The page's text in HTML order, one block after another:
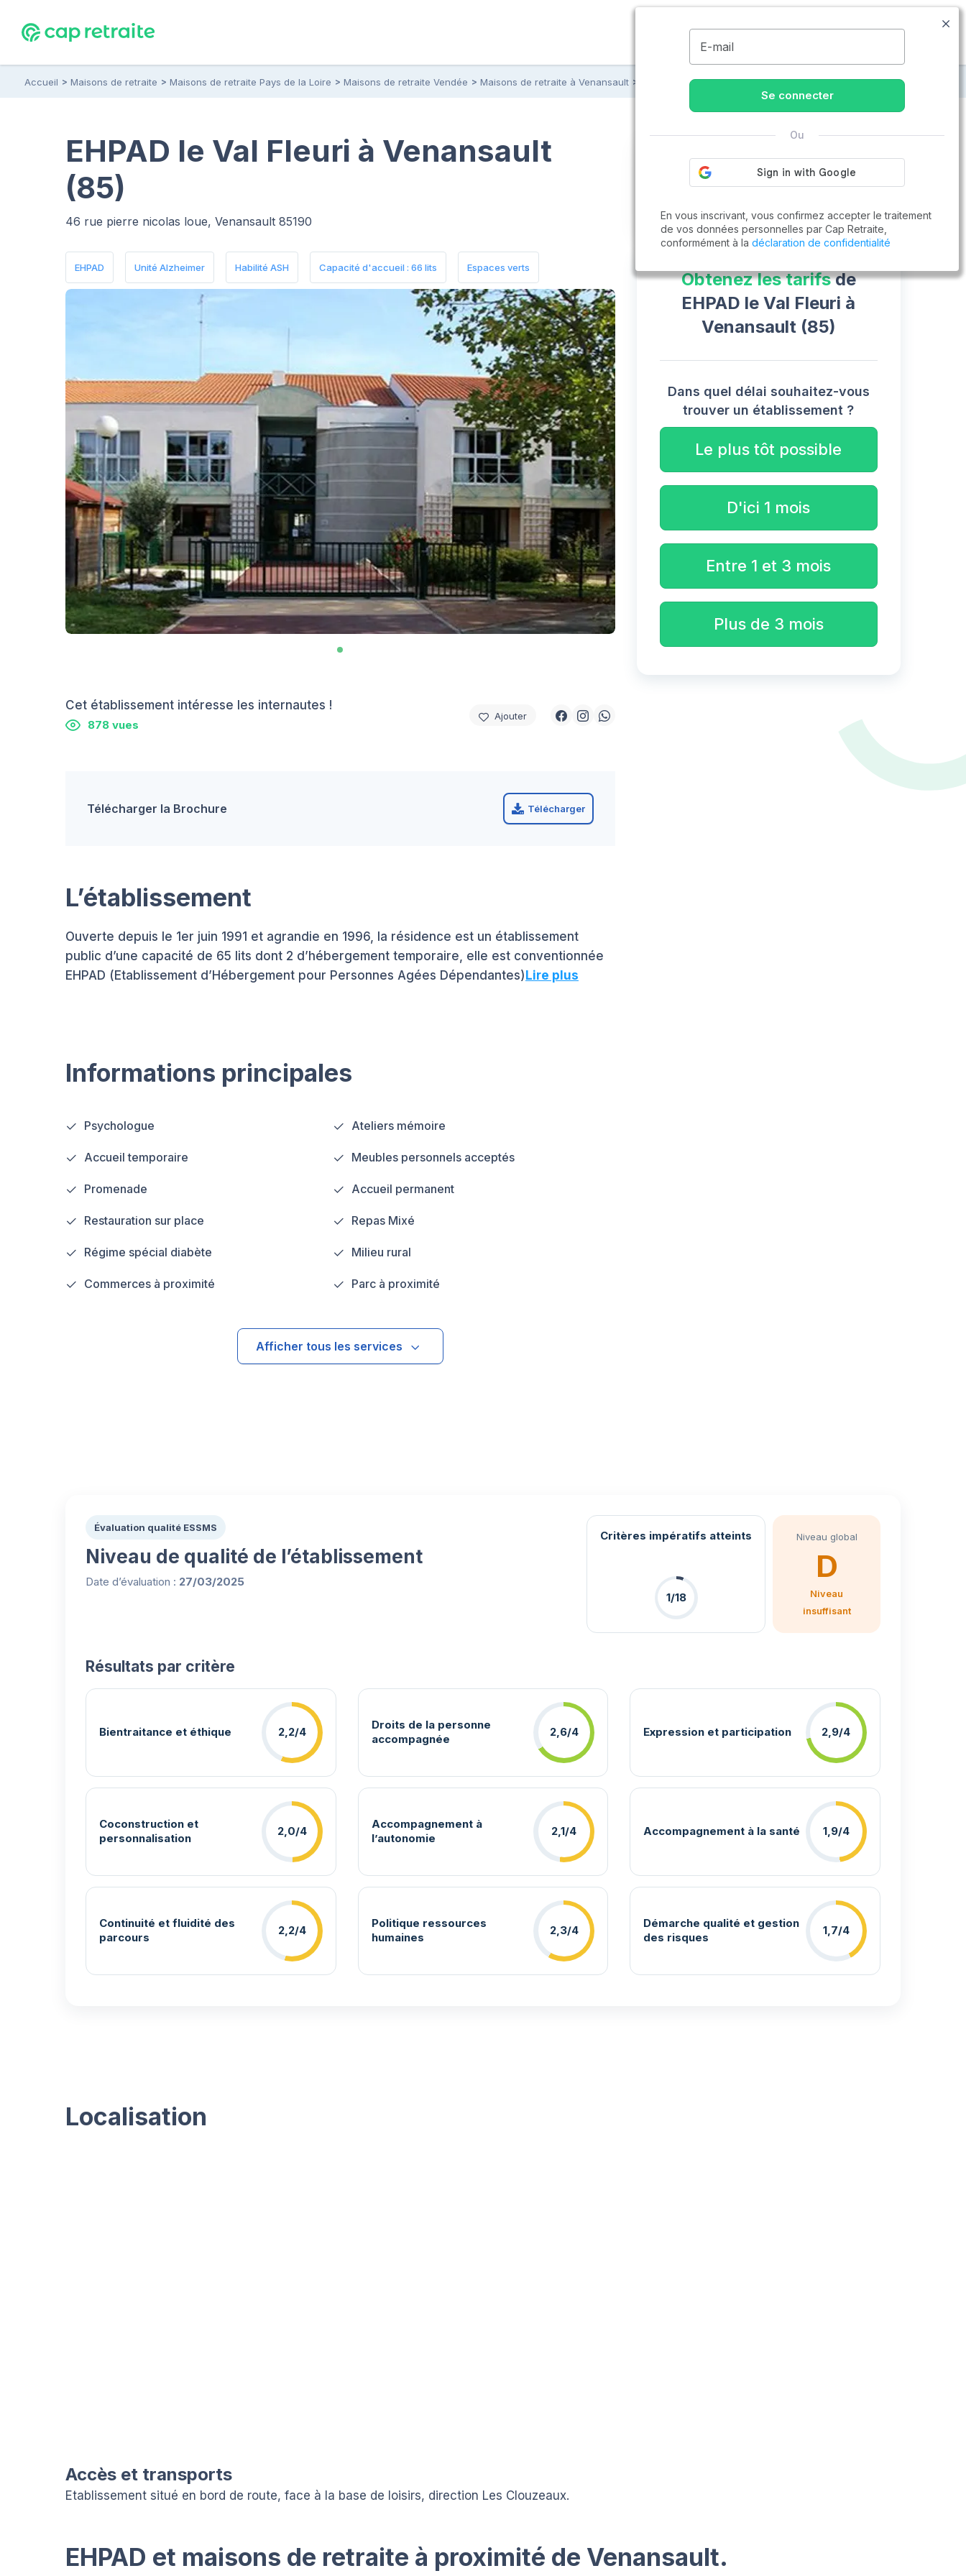
09.74.59.59.57
Accueil Maisons de retraite Maisons de retraite Pays de la Loire Maisons de retraite Vendée Maisons de retraite à Venansault EHPAD le Val Fleuri
Cet établissement intéresse les internautes !
878 vues
Ajouter
Télécharger la Brochure Télécharger
EHPAD le Val Fleuri à Venansault
(85)
46 rue pierre nicolas loue, Venansault 85190
EHPAD Unité Alzheimer Habilité ASH Capacité d'accueil : 66 lits Espaces verts
L’établissement
Ouverte depuis le 1er juin 1991 et agrandie en 1996, la résidence est un établissement
public d’une capacité de 65 lits dont 2 d’hébergement temporaire, elle est conventionnée
EHPAD (Etablissement d’Hébergement pour Personnes Agées Dépendantes)Lire plus
Informations principales
Psychologue Ateliers mémoire
Accueil temporaire Meubles personnels acceptés
Promenade Accueil permanent
Restauration sur place Repas Mixé
Régime spécial diabète Milieu rural
Commerces à proximité Parc à proximité
Afficher tous les services
Cap Retraite vous aide à trouver un emploi
Obtenez les tarifsde
EHPAD le Val Fleuri à
Venansault (85)
Dans quel délai souhaitez-vous
trouver un établissement ?
Le plus tôt possible
D'ici 1 mois
Entre 1 et 3 mois
Plus de 3 mois
Évaluation qualité ESSMS
Niveau de qualité de l’établissement
Date d’évaluation : 27/03/2025
Niveau global
D
Niveau
insuffisant
Critères impératifs atteints
1/18
Résultats par critère
Bientraitance et éthique 2,2/4
Droits de la personne
accompagnée
2,6/4 Expression et participation 2,9/4
Coconstruction et
personnalisation
2,0/4
Accompagnement à
l’autonomie
2,1/4 Accompagnement à la santé 1,9/4
Continuité et fluidité des
parcours
2,2/4
Politique ressources
humaines
2,3/4
Démarche qualité et gestion
des risques
1,7/4
Localisation
Accès et transports
Etablissement situé en bord de route, face à la base de loisirs, direction Les Clouzeaux.
EHPAD et maisons de retraite à proximité de Venansault.
E-mail
Se connecter
Ou
En vous inscrivant, vous confirmez accepter le traitement
de vos données personnelles par Cap Retraite,
conformément à la déclaration de confidentialité